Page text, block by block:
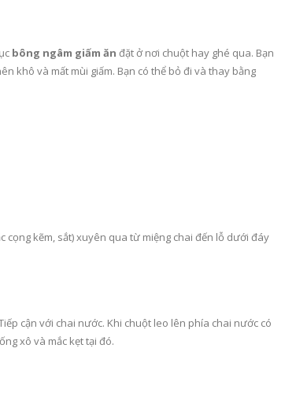
bông ngâm giấm ăn đặt ở nơi chuột hay ghé qua. Bạn
khô và mất mùi giấm. Bạn có thể bỏ đi và thay bằng
cọng kẽm, sắt) xuyên qua từ miệng chai đến lỗ dưới đáy
cận với chai nước. Khi chuột leo lên phía chai nước có
xô và mắc kẹt tại đó.